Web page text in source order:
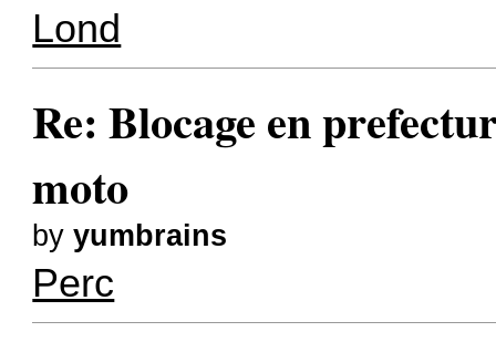
Lond
Re: Blocage en
moto
byyumbrains
Perc